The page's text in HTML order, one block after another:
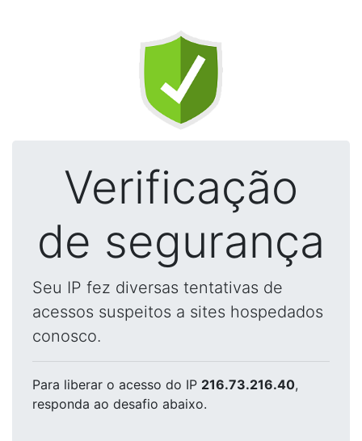
Verificação
de segurança
Seu IP fez diversas tentativas de
acessos suspeitos a sites hospedados
conosco.
Para liberar o acesso do IP 216.73.216.40,
responda ao desafio abaixo.